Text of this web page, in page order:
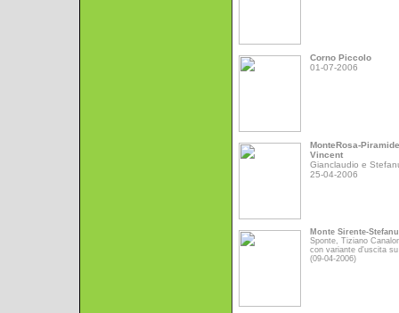
Corno Piccolo
01-07-2006
MonteRosa-Piramide
Vincent
Gianclaudio e
25-04-2006
Monte Sirente-
Sponte, Tiziano
con variante d'uscita
(09-04-2006)